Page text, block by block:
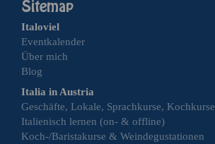
Italoviel
Eventkalender
Über mich
Blog
Italia in Austria
Geschäfte, Lokale, Sprachkurse, Kochkurse
Italienisch lernen (on- & offline)
Koch-/Baristakurse & Weindegustationen